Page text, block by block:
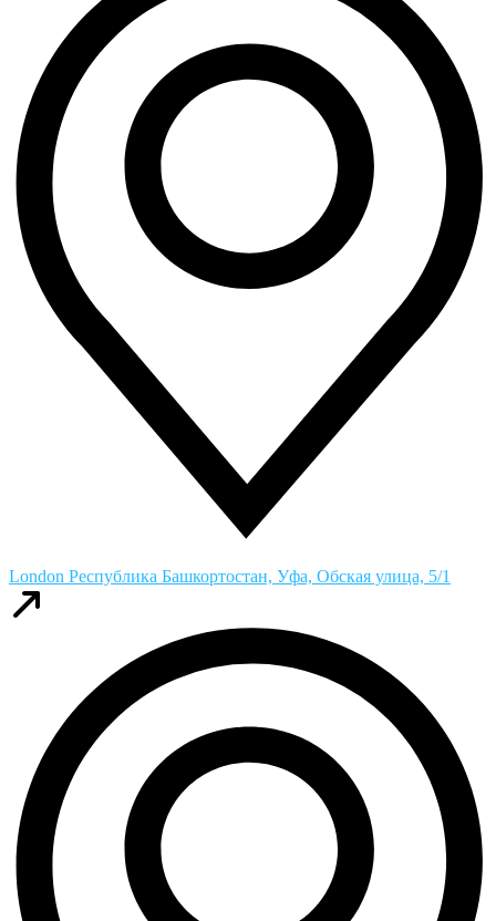
London Республика Башкортостан, Уфа, Обская улица, 5/1